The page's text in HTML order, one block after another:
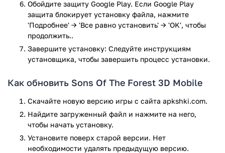
миром.
Интуитивная система крафта и строительства.
Отсутствие навязанных заданий — только вы и ваша
воля.
Динамическая смена сезонов, влияющая на
выживание.
внешностью.
Атмосферный звук и визуальные эффекты,
усиливающие напряжение.
Разнообразие оружия: от огнестрела до подручных
средств.
Обойдите защиту Google Play. Если Google Play
защита блокирует установку файла, нажмите
'Подробнее' → 'Все равно установить' → 'OK', чтобы
продолжить..
Завершите установку: Следуйте инструкциям
установщика, чтобы завершить процесс установки.
Как обновить Sons Of The Forest 3D Mobile
Скачайте новую версию игры с сайта apkshki.com.
Найдите загруженный файл и нажмите на него,
чтобы начать установку.
Установите поверх старой версии. Нет
необходимости удалять предыдущую версию.